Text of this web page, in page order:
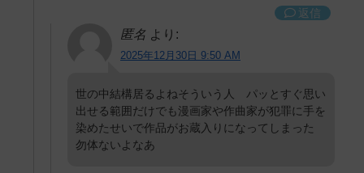
返信
匿名 より:
2025年12月30日 9:50 AM
世の中結構居るよねそういう人 パッとすぐ思い
出せる範囲だけでも漫画家や作曲家が犯罪に手を
染めたせいで作品がお蔵入りになってしまった
勿体ないよなあ